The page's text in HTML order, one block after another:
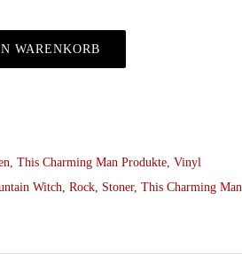
WARENKORB
This Charming Man Produkte Vinyl
Witch Rock Stoner, This Charming Man